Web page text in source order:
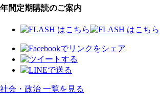
年間定期購読のご案内
社会・政治 一覧を見る